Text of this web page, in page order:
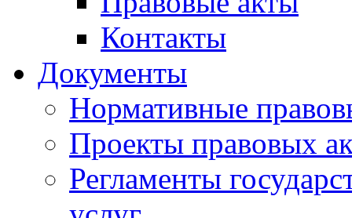
Контакты
Документы
Нормативные
Проекты правовых
Регламенты